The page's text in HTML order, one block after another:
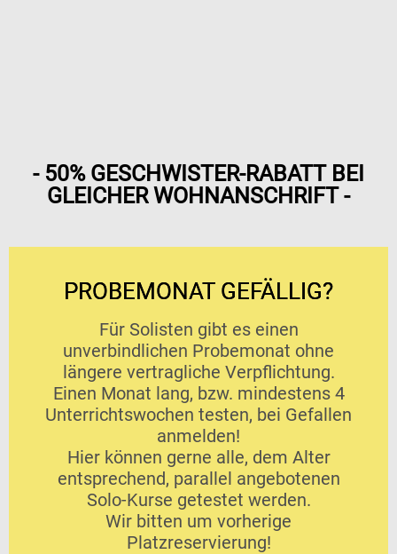
- 50% GESCHWISTER-RABATT BEI
GLEICHER WOHNANSCHRIFT -
PROBEMONAT GEFÄLLIG?
Für Solisten gibt es einen
unverbindlichen Probemonat ohne
längere vertragliche Verpflichtung.
Einen Monat lang, bzw. mindestens 4
Unterrichtswochen testen, bei Gefallen
anmelden!
Hier können gerne alle, dem Alter
entsprechend, parallel angebotenen
Solo-Kurse getestet werden.
Wir bitten um vorherige
Platzreservierung!